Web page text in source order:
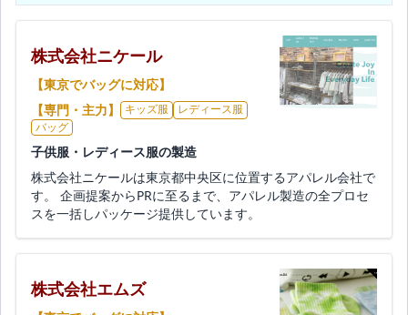
株式会社ニケール
【東京でバッグに対応】
【専門・主力】
キッズ服
レディース服
バッグ
子供服・レディース服の製造
株式会社ニケールは東京都中央区に位置するアパレル会社で
す。 企画提案からPRに至るまで、アパレル製造の全プロセ
スを一括しパッケージ提供しています。
株式会社エムズ